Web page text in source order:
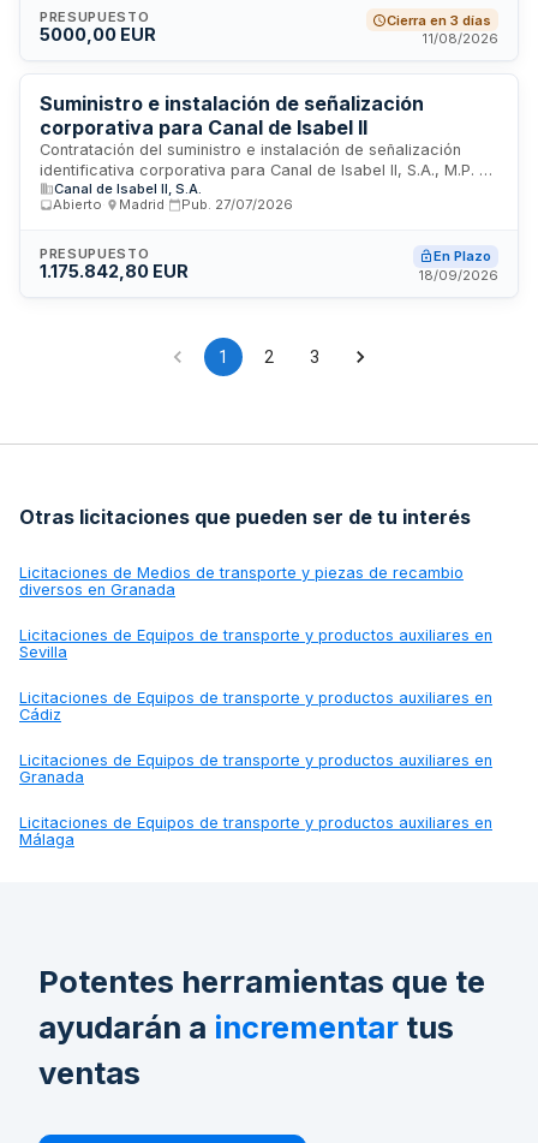
zonas de tránsito de vehículos y peatones, así como
señalizar áreas de paso restringido. La dotación se realiza
municipio.
PRESUPUESTO
5000,00 EUR
Cierra en 3 días
11/08/2026
Suministro e instalación de señalización
corporativa para Canal de Isabel II
Contratación del suministro e instalación de señalización
identificativa corporativa para Canal de Isabel II, S.A., M.P. El
objeto incluye la actualización y renovación del parque de
señales corporativas de interior y exterior, trabajos de
correcta de instalaciones. Se contemplan servicios de
coordinación general, supervisión de proyectos, dirección
Canal de Isabel II, S.A.
Abierto
Madrid Pub. 27/07/2026
PRESUPUESTO
1.175.842,80 EUR
En Plazo
18/09/2026
1 2 3
Otras licitaciones que pueden ser de tu interés
Licitaciones de Medios de transporte y piezas de recambio
diversos en Granada
Licitaciones de Equipos de transporte y productos auxiliares en
Sevilla
Licitaciones de Equipos de transporte y productos auxiliares en
Cádiz
Licitaciones de Equipos de transporte y productos auxiliares en
Granada
Licitaciones de Equipos de transporte y productos auxiliares en
Málaga
Potentes herramientas que te
ayudarán a incrementar tus
ventas